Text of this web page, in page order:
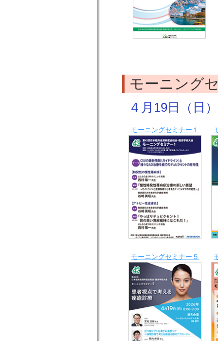
モーニング
４月19日（日
モーニングセミナー１
モーニングセミナー５